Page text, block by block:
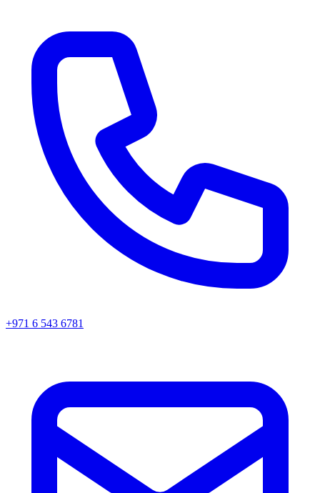
+971 6 543 6781